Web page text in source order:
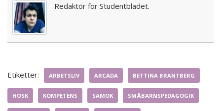
Redaktör för Studentbladet.
Etiketter: ARBETSLIV ARCADA BETTINA BRANTBERG
HOSK KOMPETENS SAMOK SMÅBARNSPEDAGOGIK